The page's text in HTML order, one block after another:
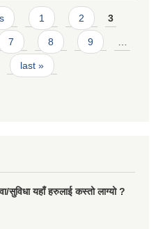
1 2 3
7 8 9
last »
सुविधा यहाँ हरुलाई कस्तो लाग्यो ?